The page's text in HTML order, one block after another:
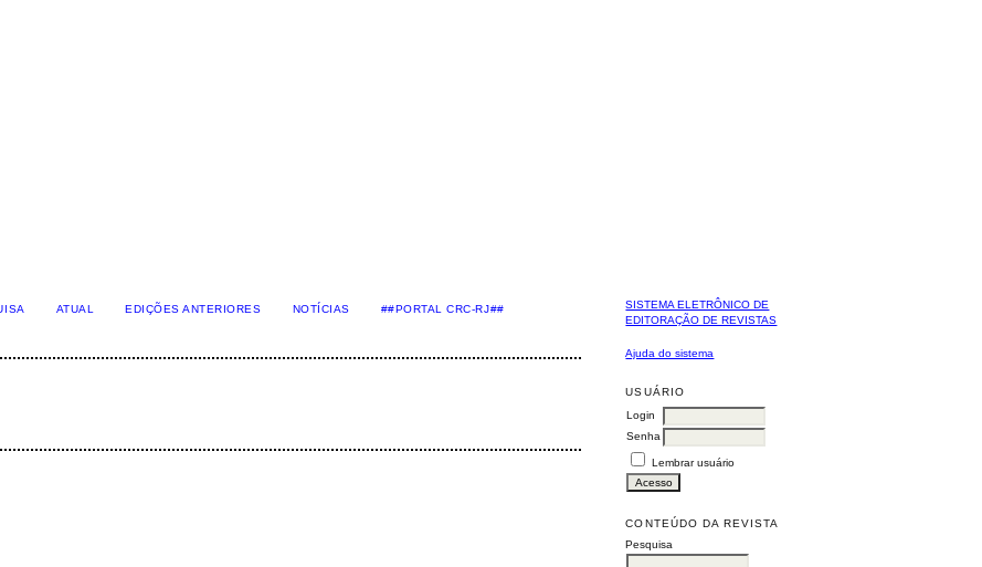
SISTEMA ELETRÔNICO DE
EDITORAÇÃO DE REVISTAS
Ajuda do sistema
USUÁRIO
Login
Senha
Lembrar usuário
CONTEÚDO DA REVISTA
Pesquisa
ATUAL EDIÇÕES ANTERIORES NOTÍCIAS ##PORTAL CRC-RJ##